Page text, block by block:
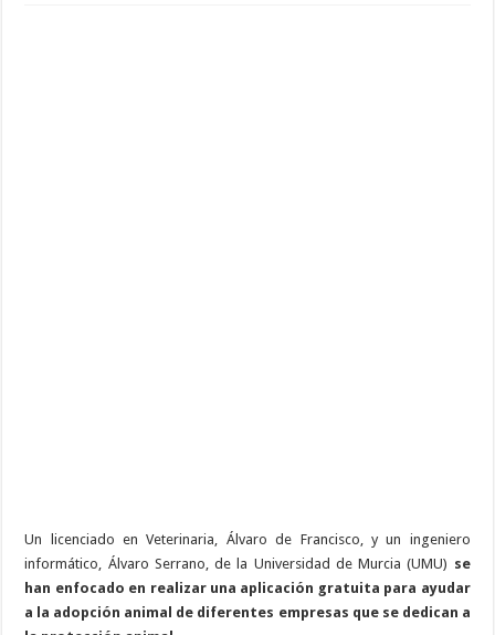
Un licenciado en Veterinaria, Álvaro de Francisco, y un ingeniero
informático, Álvaro Serrano, de la Universidad de Murcia (UMU) se
han enfocado en realizar una aplicación gratuita para ayudar
a la adopción animal de diferentes empresas que se dedican a